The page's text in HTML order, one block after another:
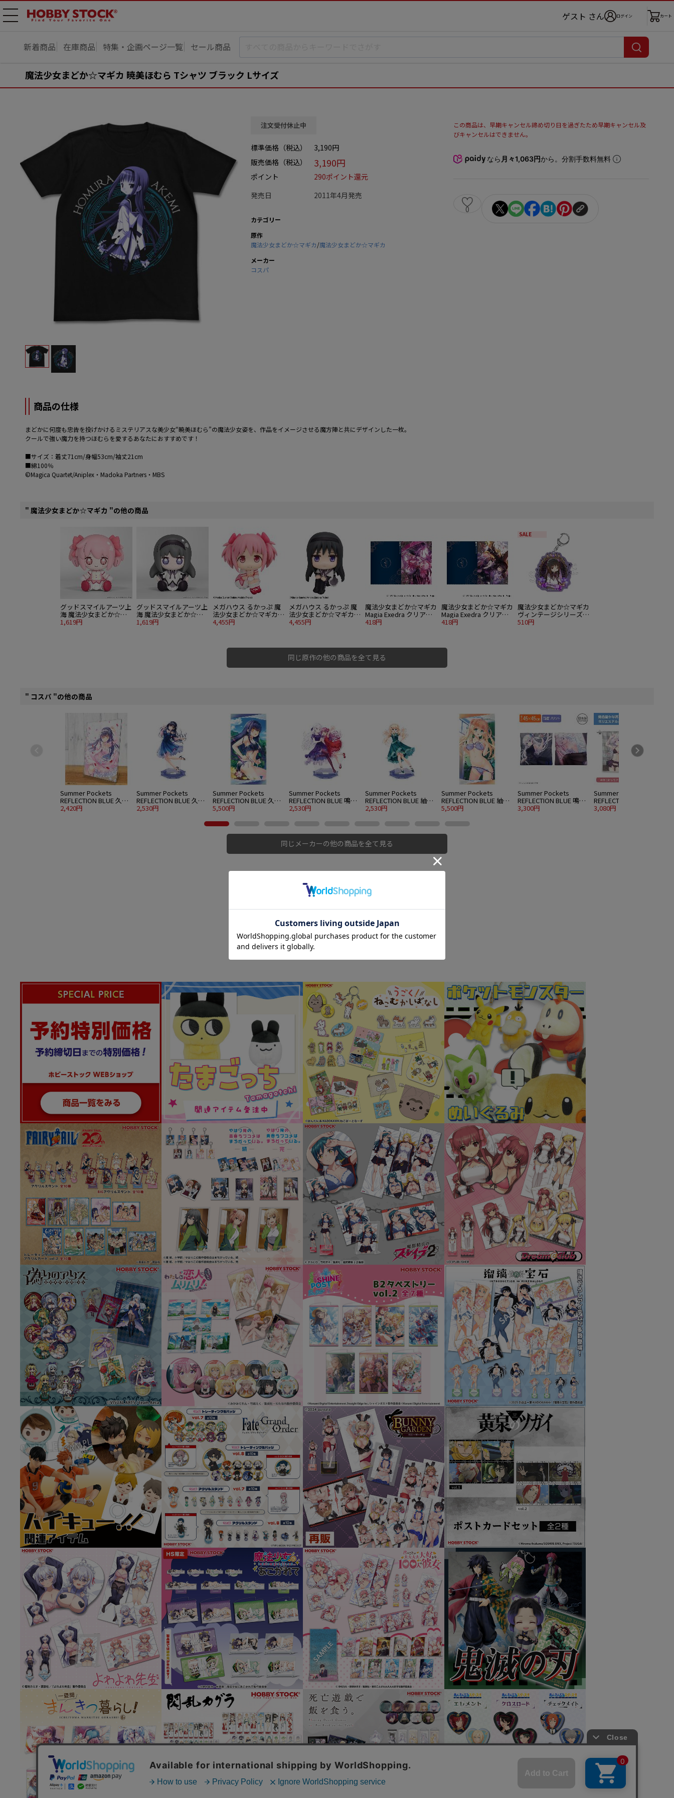
メニ
ゲスト さん ログイン カート
新着商品 在庫商品 特集・企画ページ一覧 セール商品
魔法少女まどか☆マギカ 暁美ほむら Tシャツ ブラック Lサイズ
注文受付休止中
標準価格（税込）
3,190円
販売価格（税込）
3,190円
ポイント
290ポイント還元
発売日
2011年4月発売
カテゴリー
原作
魔法少女まどか☆マギカ/魔法少女まどか☆マギカ
メーカー
コスパ
この商品は、早期キャンセル締め切り日を過ぎたため早期キャンセル及
びキャンセルはできません。
なら 月々1,063円から。分割手数料無料
0
商品の仕様
まどかに何度も忠告を投げかけるミステリアスな美少女“暁美ほむら”の魔法少女姿を、作品をイメージさせる魔方陣と共にデザインした一枚。
クールで強い魔力を持つほむらを愛するあなたにおすすめです！
■サイズ：着丈71cm/身幅53cm/袖丈21cm
■綿100％
©Magica Quartet/Aniplex・Madoka Partners・MBS
" 魔法少女まどか☆マギカ "の他の商品
グッドスマイルアーツ上
海 魔法少女まどか☆マ
ギカ Huggy Good Smile
1,619円
グッドスマイルアーツ上
海 魔法少女まどか☆マ
ギカ Huggy Good Smile
1,619円
メガハウス るかっぷ 魔
法少女まどか☆マギカ
鹿目まどか
4,455円
メガハウス るかっぷ 魔
法少女まどか☆マギカ
暁美ほむら
4,455円
魔法少女まどか☆マギカ
Magia Exedra クリアフ
ァイル 鹿目まどか
418円
魔法少女まどか☆マギカ
Magia Exedra クリアフ
ァイル 暁美ほむら
418円
SALE
魔法少女まどか☆マギカ
ヴィンテージシリーズ
アクリルキーホルダー
510円
同じ原作の他の商品を全て見る
" コスパ "の他の商品
Summer Pockets
REFLECTION BLUE 久島
鴎 アクリルアートスタ
2,420円
Summer Pockets
REFLECTION BLUE 久島
鴎 アクリルスタンド 大
2,530円
Summer Pockets
REFLECTION BLUE 久島
鴎 120cmビッグタオル
5,500円
Summer Pockets
REFLECTION BLUE 鳴瀬
しろは＆加藤うみ アク
2,530円
Summer Pockets
REFLECTION BLUE 紬ヴ
ェンダース アクリルス
2,530円
Summer Pockets
REFLECTION BLUE 紬ヴ
ェンダース 120cmビッ
5,500円
Summer Pockets
REFLECTION BLUE 鳴瀬
しろは 両面プリントク
3,300円
Summer Pockets
REFLECTION BLUE 鳴瀬
しろは ハイブリッドフ
3,080円
同じメーカーの他の商品を全て見る